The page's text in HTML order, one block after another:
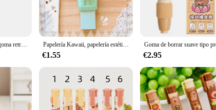
Borradores de lápiz de goma retráctiles Kawaii de dibujos animados creativos, bonitos borradores de prensa Capybara para niños, estudiantes, escritura y dibujo Papelería Kawaii, papelería estética, suministros de oficina, artículos escolares, regalo para niños, borrador, lindo capibara, goma divertida
€1.55 €2.95